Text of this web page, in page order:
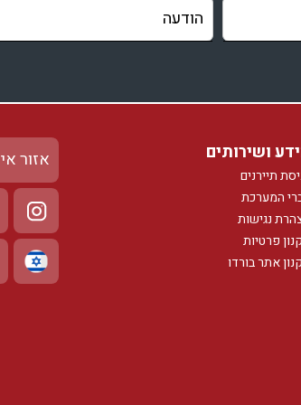
ושירותים
תיירנים
המערכת
נגישות
פרטיות
אתר בורדו
אזור